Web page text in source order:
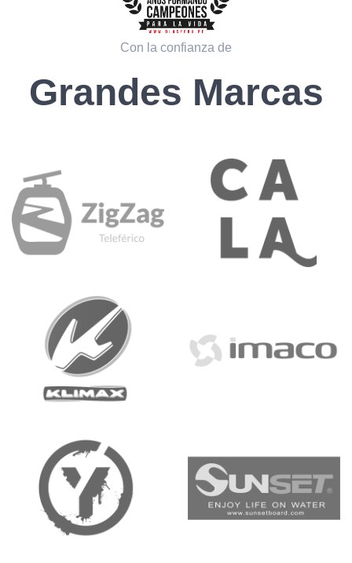
Con la confianza de
Grandes Marcas